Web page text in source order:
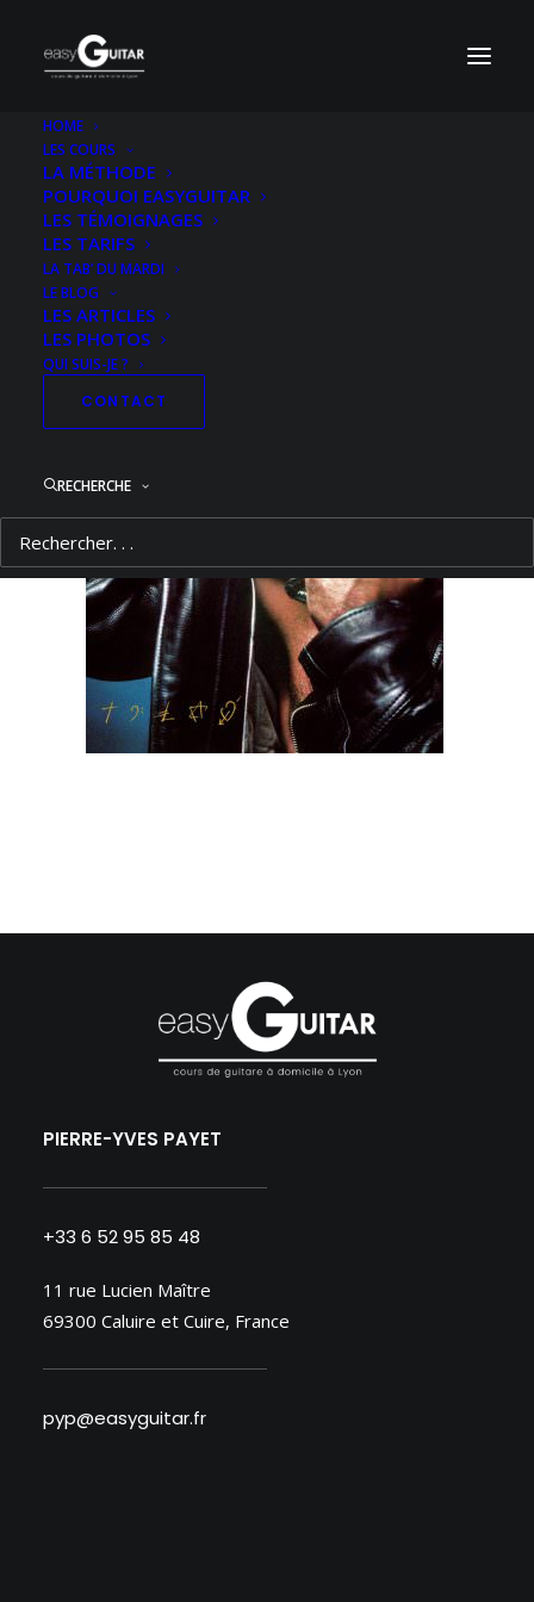
HOME
LES COURS
LA MÉTHODE
POURQUOI EASYGUITAR
LES TÉMOIGNAGES
LES TARIFS
LA TAB’ DU MARDI
LE BLOG
LES ARTICLES
LES PHOTOS
QUI SUIS-JE ?
CONTACT
RECHERCHE
Pochette-Georges-Michael-Faith-HD
Accueil Acoustique Niveau 1
Pochette-Georges-Michael-Faith-HD
PIERRE-YVES PAYET
+33 6 52 95 85 48
11 rue Lucien Maître
69300 Caluire et Cuire, France
pyp@easyguitar.fr